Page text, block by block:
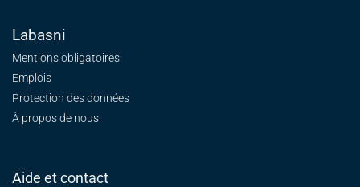
Labasni
Mentions obligatoires
Emplois
Protection des données
À propos de nous
Aide et contact